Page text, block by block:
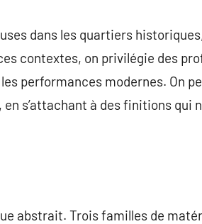
dans les quartiers
contextes, on privilégie des
performances modernes. On
s’attachant à des finitions qui
abstrait. Trois familles de